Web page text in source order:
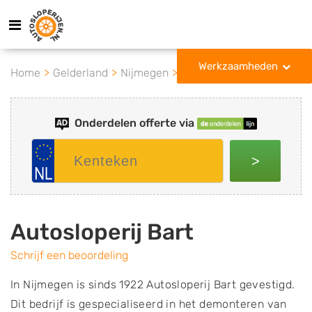
Werkzaamheden
Home Gelderland Nijmegen Autosloperij Bart
Onderdelen offerte via
>
Autosloperij Bart
Schrijf een beoordeling
In Nijmegen is sinds 1922 Autosloperij Bart gevestigd.
Dit bedrijf is gespecialiseerd in het demonteren van